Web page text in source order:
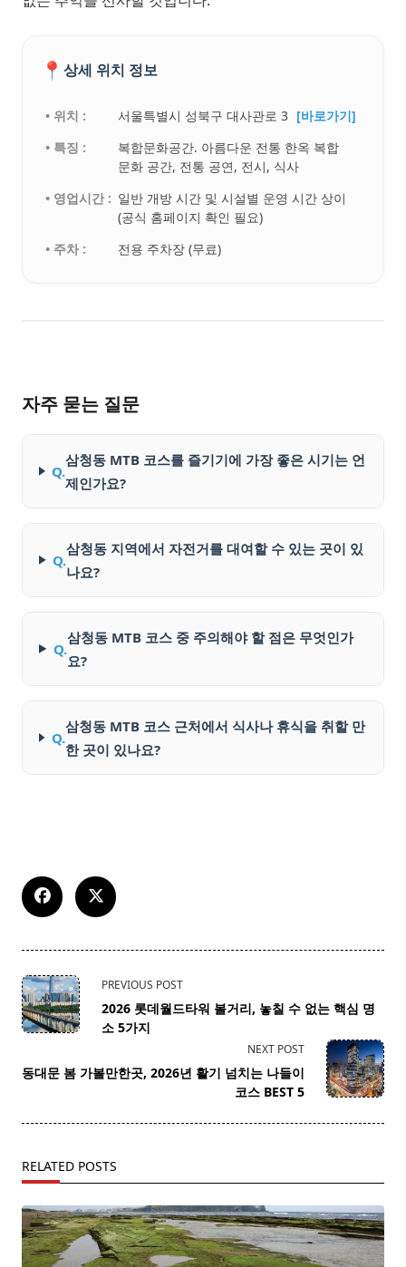
📍 상세 위치 정보
• 위치 : 서울특별시 성북구 대사관로 3 [바로가기]
• 특징 :
복합문화공간. 아름다운 전통 한옥 복합
문화 공간, 전통 공연, 전시, 식사
• 영업시간 : 일반 개방 시간 및 시설별 운영 시간 상이
(공식 홈페이지 확인 필요)
• 주차 :
전용 주차장 (무료)
자주 묻는 질문
Q.
삼청동 MTB 코스를 즐기기에 가장 좋은 시기는 언
제인가요?
Q.
삼청동 지역에서 자전거를 대여할 수 있는 곳이 있
나요?
Q.
삼청동 MTB 코스 중 주의해야 할 점은 무엇인가
요?
Q.
삼청동 MTB 코스 근처에서 식사나 휴식을 취할 만
한 곳이 있나요?
<span
class="nav-
subtitle
reader-
PREVIOUS POST
2026 롯데월드타워 볼거리, 놓칠 수 없는 핵심 명
소 5가지
NEXT POST
동대문 봄 가볼만한곳, 2026년 활기 넘치는 나들이
코스 BEST 5
RELATED POSTS